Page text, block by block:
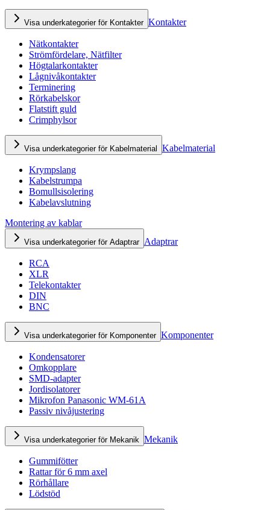
Visa underkategorier för Kontakter Kontakter
Nätkontakter
Strömfördelare, Nätfilter
Högtalarkontakter
Lågnivåkontakter
Terminering
Rörkabelskor
Flatstift guld
Crimphylsor
Visa underkategorier för Kabelmaterial Kabelmaterial
Krympslang
Kabelstrumpa
Bomullsisolering
Kabelavslutning
Montering av kablar
Visa underkategorier för Adaptrar Adaptrar
RCA
XLR
Telekontakter
DIN
BNC
Visa underkategorier för Komponenter Komponenter
Kondensatorer
Omkopplare
SMD-adapter
Jordisolatorer
Mikrofon Panasonic WM-61A
Passiv nivåjustering
Visa underkategorier för Mekanik Mekanik
Gummifötter
Rattar för 6 mm axel
Rörhållare
Lödstöd